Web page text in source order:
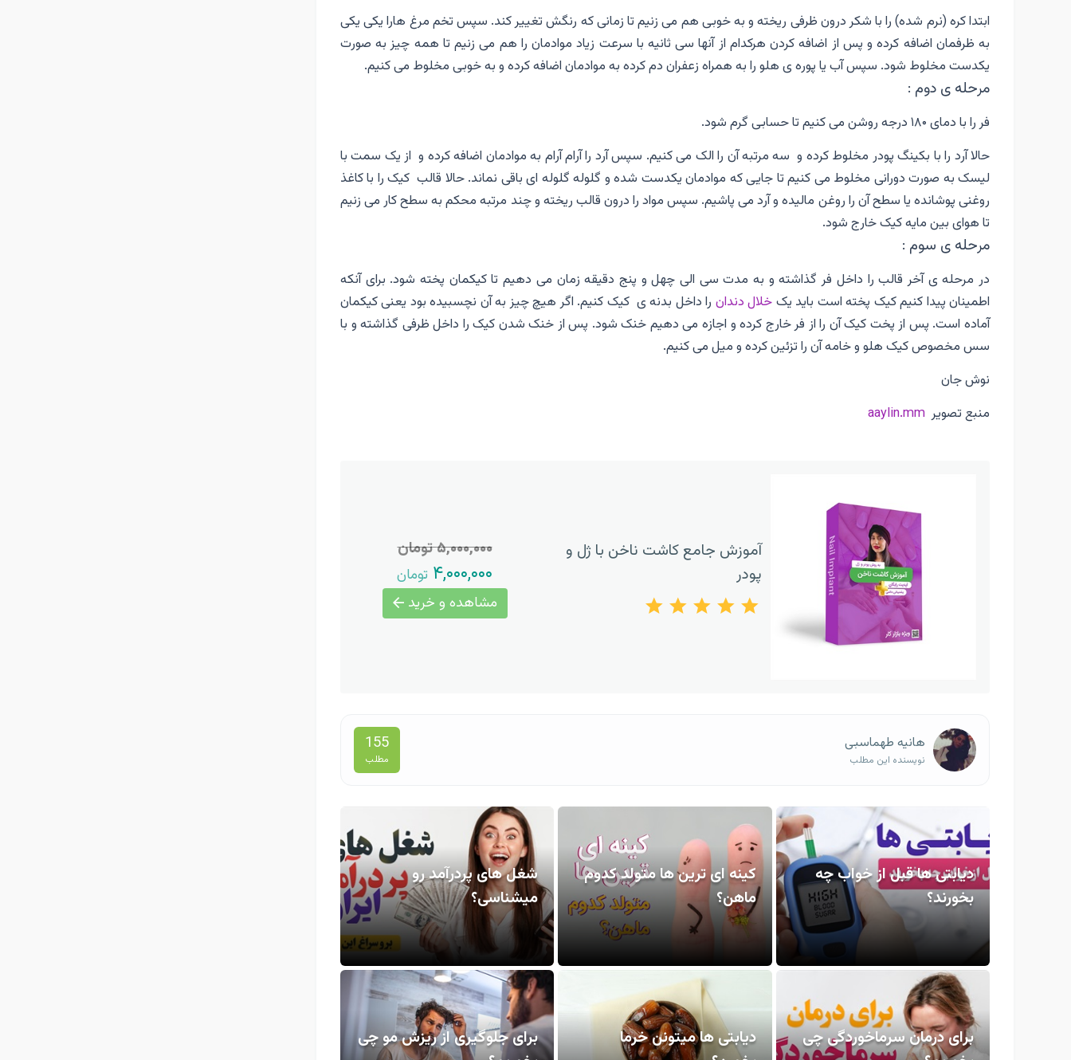
ابتدا کره (نرم شده) را با شکر درون ظرفی ریخته و به خوبی هم می زنیم تا زمانی که رنگش تغییر کند. سپس تخم مرغ هارا یکی یکی
به ظرفمان اضافه کرده و پس از اضافه کردن هرکدام از آنها سی ثانیه با سرعت زیاد موادمان را هم می زنیم تا همه چیز به صورت
یکدست مخلوط شود. سپس آب یا پوره ی هلو را به همراه زعفران دم کرده به موادمان اضافه کرده و به خوبی مخلوط می کنیم.
مرحله ی دوم :
فر را با دمای ۱۸۰ درجه روشن می کنیم تا حسابی گرم شود.
حالا آرد را با بکینگ پودر مخلوط کرده و سه مرتبه آن را الک می کنیم. سپس آرد را آرام آرام به موادمان اضافه کرده و از یک سمت با
لیسک به صورت دورانی مخلوط می کنیم تا جایی که موادمان یکدست شده و گلوله گلوله ای باقی نماند. حالا قالب کیک را با کاغذ
روغنی پوشانده یا سطح آن را روغن مالیده و آرد می پاشیم. سپس مواد را درون قالب ریخته و چند مرتبه محکم به سطح کار می زنیم
تا هوای بین مایه کیک خارج شود.
مرحله ی سوم :
در مرحله ی آخر قالب را داخل فر گذاشته و به مدت سی الی چهل و پنج دقیقه زمان می دهیم تا کیکمان پخته شود. برای آنکه
اطمینان پیدا کنیم کیک پخته است باید یکخلال دندان را داخل بدنه ی کیک کنیم. اگر هیچ چیز به آن نچسبیده بود یعنی کیکمان
آماده است. پس از پخت کیک آن را از فر خارج کرده و اجازه می دهیم خنک شود. پس از خنک شدن کیک را داخل ظرفی گذاشته و با
سس مخصوص کیک هلو و خامه آن را تزئین کرده و میل می کنیم.
نوش جان
منبع تصویر aaylin.mm
آموزش جامع کاشت ناخن با ژل و
پودر
۵,۰۰۰,۰۰۰ تومان
۴,۰۰۰,۰۰۰ تومان
مشاهده و خرید
هانیه طهماسبی
نویسنده این مطلب
155
مطلب
دیابتی ها قبل از خواب چه
بخورند؟
کینه ای ترین ها متولد کدوم
ماهن؟
شغل های پردرآمد رو
میشناسی؟
برای درمان سرماخوردگی چی
دیابتی ها میتونن خرما
برای جلوگیری از ریزش مو چی